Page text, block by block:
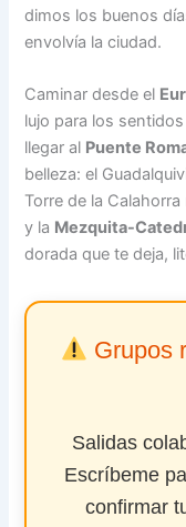
dimos los buenos
envolvía la ciudad.
Caminar desde el
lujo para los
llegar al Puente
belleza: el
Torre de la
y la Mezquita-
dorada que te deja,
Grupos
Salidas
Escríbeme
confirmar